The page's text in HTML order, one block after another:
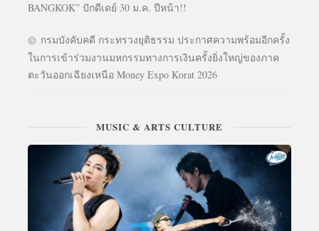
BANGKOK” ปักดีเดย์ 30 ม.ค. ปีหน้า!!
กรมบังคับคดี กระทรวงยุติธรรม ประกาศความพร้อมอีกครั้ง
ในการเข้าร่วมงานมหกรรมทางการเงินครั้งยิ่งใหญ่ของภาค
ตะวันออกเฉียงเหนือ Money Expo Korat 2026
MUSIC & ARTS CULTURE